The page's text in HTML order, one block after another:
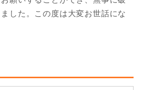
した。この度は大変お世話にな